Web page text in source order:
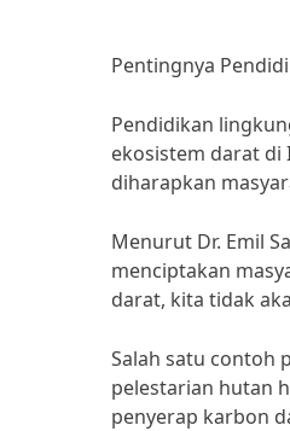
Pentingnya
Pendidikan
ekosistem darat di
diharapkan
Menurut Dr. Emil
menciptakan
darat, kita tidak
Salah satu contoh
pelestarian hutan
penyerap karbon